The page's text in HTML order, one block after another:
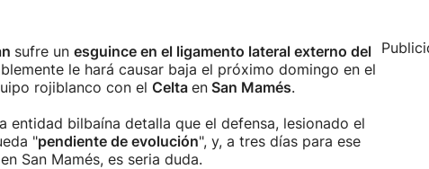
sufre un esguince en el ligamento lateral externo del
le hará causar baja el próximo domingo en el
rojiblanco con el Celta en San Mamés.
entidad bilbaína detalla que el defensa, lesionado el
"pendiente de evolución", y, a tres días para ese
San Mamés, es seria duda.